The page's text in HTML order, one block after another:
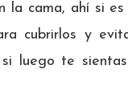
cama, ahí si es
cubrirlos y
luego te